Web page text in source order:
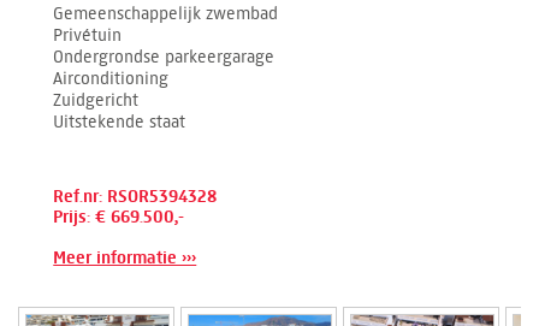
Gemeenschappelijk zwembad
Privétuin
Ondergrondse parkeergarage
Airconditioning
Zuidgericht
Uitstekende staat
Ref.nr: RSOR5394328
Prijs: € 669.500,-
Meer informatie ›››